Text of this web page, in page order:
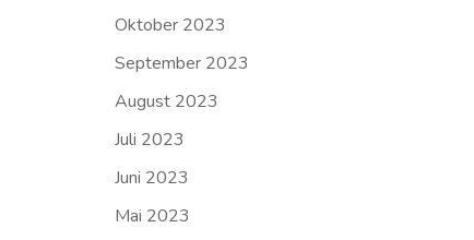
Oktober 2023
September 2023
August 2023
Juli 2023
Juni 2023
Mai 2023